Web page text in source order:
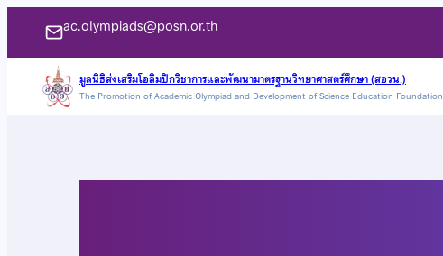
เนื้อหา
ac.olympiads@posn.or.th
มูลนิธิส่งเสริมโอลิมปิกวิชาการและพัฒนามาตรฐานวิทยาศาสตร์ศึกษา (สอวน.)
The Promotion of Academic Olympiad and Development of Science Education Foundation